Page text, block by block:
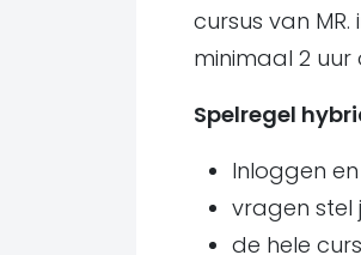
cursus van
minimaal 2 uur
Spelregel
Inloggen
vragen stel
de hele